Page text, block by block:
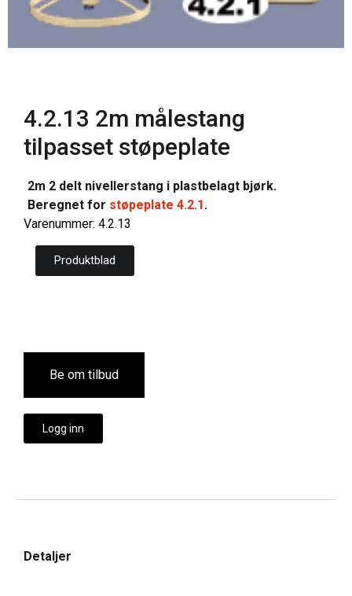
4.2.13 2m målestang
tilpasset støpeplate
2m 2 delt nivellerstang i plastbelagt bjørk.
Beregnet for støpeplate 4.2.1 .
Varenummer: 4.2.13
Produktblad
Be om tilbud
Logg inn
Detaljer